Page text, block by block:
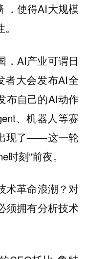
，使得AI大规模
，AI产业可谓日
者大会发布AI全
布自己的AI动作
、机器人等赛
现了——这一轮
时刻”前夜。
术革命浪潮？对
须拥有分析技术